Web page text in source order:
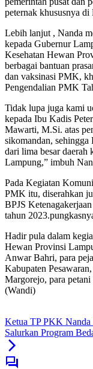
peternak khususnya di
Lebih lanjut , Nanda
kepada Gubernur
Kesehatan Hewan
berbagai bantuan
dan vaksinasi PMK,
Pengendalian PMK
Tidak lupa juga kami
kepada Ibu Kadis
Mawarti, M.Si. atas
sikomandan, sehingga
dari lima besar daerah
Lampung,” imbuh
Pada Kegiatan
PMK itu, diserahkan
BPJS
tahun
Hadir pula dalam
Hewan Provinsi
Anwar Bahri, para
Kabupaten
Margorejo, para
(Wandi)
Ketua TP PKK Nanda
Salurkan Program